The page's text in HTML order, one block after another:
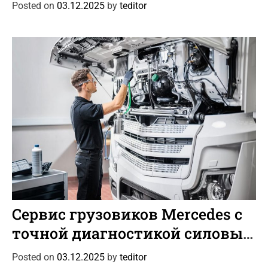
Posted on 03.12.2025 by teditor
C
a
t
e
g
Интересное Новости
Сервис грузовиков Mercedes с
точной диагностикой силовых
узлов
Posted on 03.12.2025 by teditor